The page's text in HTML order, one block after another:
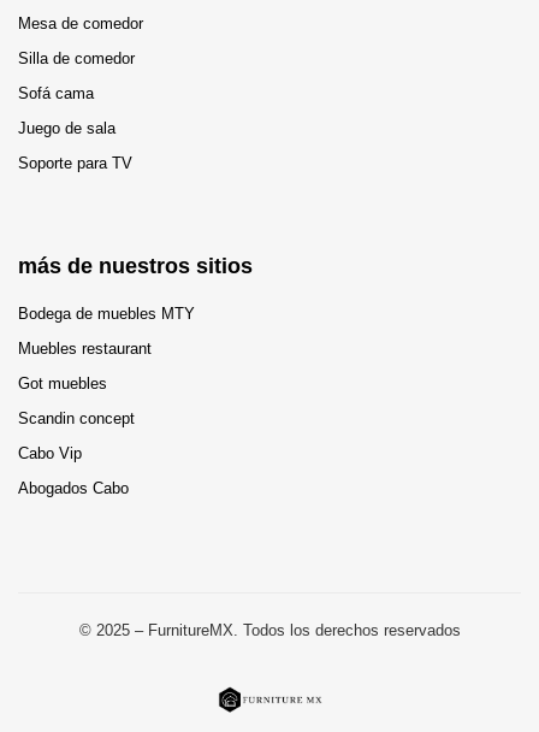
Mesa de comedor
Silla de comedor
Sofá cama
Juego de sala
Soporte para TV
más de nuestros sitios
Bodega de muebles MTY
Muebles restaurant
Got muebles
Scandin concept
Cabo Vip
Abogados Cabo
© 2025 – FurnitureMX. Todos los derechos reservados